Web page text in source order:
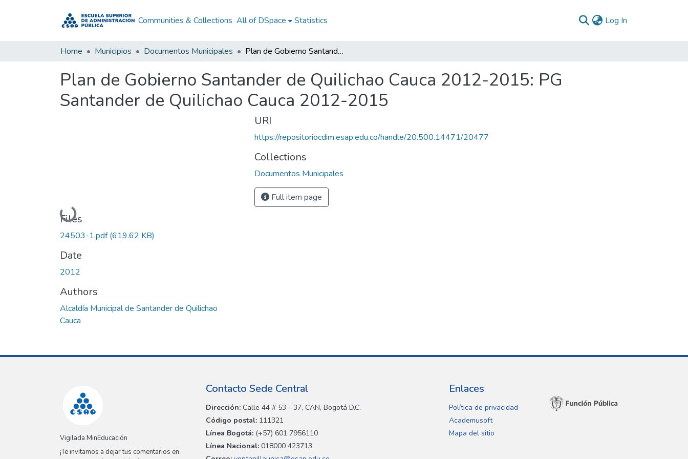
Communities & Collections All of DSpace Statistics Log In
Home Municipios Documentos Municipales Plan de Gobierno Santander de Quilichao Cauca 2012-2015: PG Santander de Quilichao Cauca 2012-2015
Plan de Gobierno Santander de Quilichao Cauca 2012-2015: PG
Santander de Quilichao Cauca 2012-2015
Loading...
Files
24503-1.pdf(619.62 KB)
Date
2012
Authors
Alcaldía Municipal de Santander de Quilichao
Cauca
URI
https://repositoriocdim.esap.edu.co/handle/20.500.14471/20477
Collections
Documentos Municipales
Full item page
Vigilada MinEducación
¡Te invitamos a dejar tus comentarios en
Contacto Sede Central
Dirección: Calle 44 # 53 - 37, CAN, Bogotá D.C.
Código postal: 111321
Línea Bogotá: (+57) 601 7956110
Línea Nacional: 018000 423713
Enlaces
Política de privacidad
Academusoft
Mapa del sitio